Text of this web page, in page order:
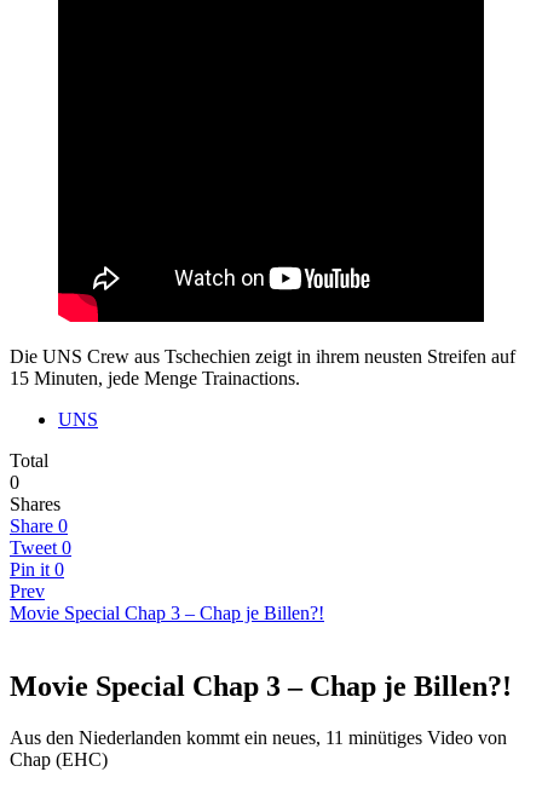
Die UNS Crew aus Tschechien zeigt in ihrem neusten Streifen auf
15 Minuten, jede Menge Trainactions.
UNS
Total
0
Shares
Share 0
Tweet 0
Pin it 0
Prev
Movie Special Chap 3 – Chap je Billen?!
Movie Special Chap 3 – Chap je Billen?!
Aus den Niederlanden kommt ein neues, 11 minütiges Video von
Chap (EHC)